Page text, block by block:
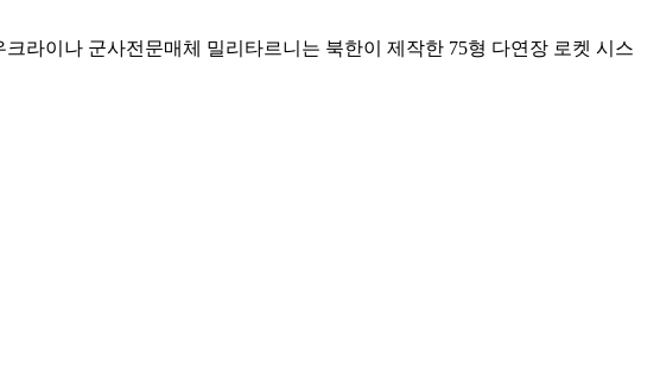
라이나 군사전문매체 밀리타르니는 북한이 제작한 75형 다연장 로켓 시스